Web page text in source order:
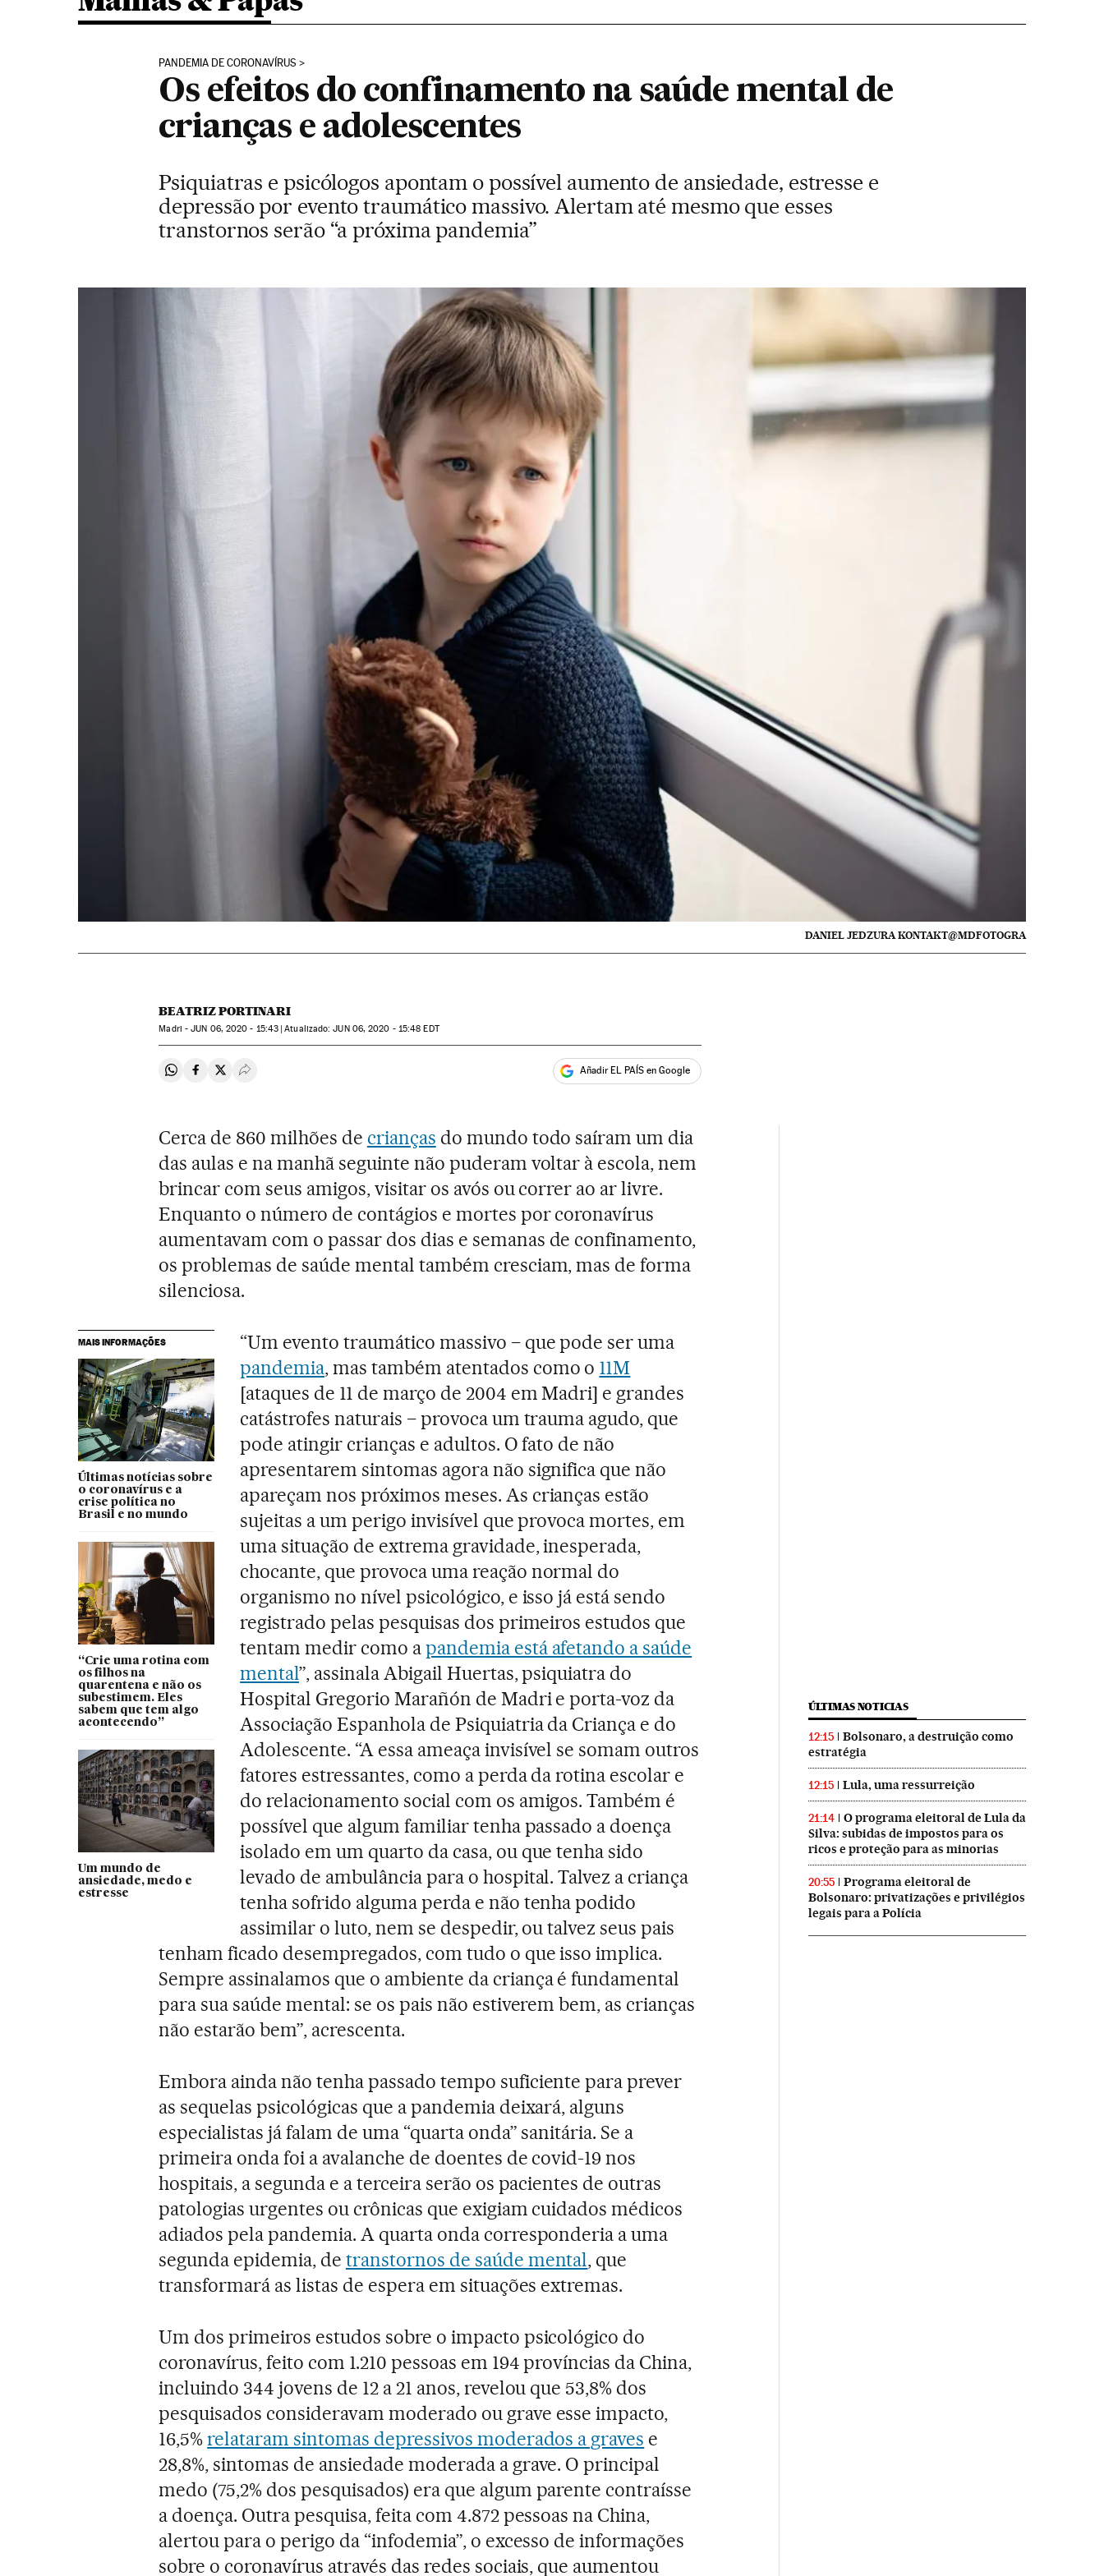
PANDEMIA DE CORONAVÍRUS
Os efeitos do confinamento na saúde mental de
crianças e adolescentes
Psiquiatras e psicólogos apontam o possível aumento de ansiedade, estresse e
depressão por evento traumático massivo. Alertam até mesmo que esses
transtornos serão “a próxima pandemia”
DANIEL JEDZURA KONTAKT@MDFOTOGRA
BEATRIZ PORTINARI
Madri -JUN 06, 2020 - 15:43 atualizado: JUN06, 2020 - 15:48 EDT
Compartir en Whatsapp
Compartir en Facebook
Compartir en Twitter
Desplegar Redes Sociales Añadir EL PAÍS en Google
Cerca de 860 milhões de crianças do mundo todo saíram um dia
das aulas e na manhã seguinte não puderam voltar à escola, nem
brincar com seus amigos, visitar os avós ou correr ao ar livre.
Enquanto o número de contágios e mortes por coronavírus
aumentavam com o passar dos dias e semanas de confinamento,
os problemas de saúde mental também cresciam, mas de forma
silenciosa.
MAIS INFORMAÇÕES
Últimas notícias sobre
o coronavírus e a
crise política no
Brasil e no mundo
“Crie uma rotina com
os filhos na
quarentena e não os
subestimem. Eles
sabem que tem algo
acontecendo”
Um mundo de
ansiedade, medo e
estresse
“Um evento traumático massivo − que pode ser uma
pandemia, mas também atentados como o 11M
[ataques de 11 de março de 2004 em Madri] e grandes
catástrofes naturais − provoca um trauma agudo, que
pode atingir crianças e adultos. O fato de não
apresentarem sintomas agora não significa que não
apareçam nos próximos meses. As crianças estão
sujeitas a um perigo invisível que provoca mortes, em
uma situação de extrema gravidade, inesperada,
chocante, que provoca uma reação normal do
organismo no nível psicológico, e isso já está sendo
registrado pelas pesquisas dos primeiros estudos que
tentam medir como apandemia está afetando a saúde
mental”, assinala Abigail Huertas, psiquiatra do
Hospital Gregorio Marañón de Madri e porta-voz da
Associação Espanhola de Psiquiatria da Criança e do
Adolescente. “A essa ameaça invisível se somam outros
fatores estressantes, como a perda da rotina escolar e
do relacionamento social com os amigos. Também é
possível que algum familiar tenha passado a doença
isolado em um quarto da casa, ou que tenha sido
levado de ambulância para o hospital. Talvez a criança
tenha sofrido alguma perda e não tenha podido
assimilar o luto, nem se despedir, ou talvez seus pais
tenham ficado desempregados, com tudo o que isso implica.
Sempre assinalamos que o ambiente da criança é fundamental
para sua saúde mental: se os pais não estiverem bem, as crianças
não estarão bem”, acrescenta.
Embora ainda não tenha passado tempo suficiente para prever
as sequelas psicológicas que a pandemia deixará, alguns
especialistas já falam de uma “quarta onda” sanitária. Se a
primeira onda foi a avalanche de doentes de covid-19 nos
hospitais, a segunda e a terceira serão os pacientes de outras
patologias urgentes ou crônicas que exigiam cuidados médicos
adiados pela pandemia. A quarta onda corresponderia a uma
segunda epidemia, de transtornos de saúde mental, que
transformará as listas de espera em situações extremas.
Um dos primeiros estudos sobre o impacto psicológico do
coronavírus, feito com 1.210 pessoas em 194 províncias da China,
incluindo 344 jovens de 12 a 21 anos, revelou que 53,8% dos
pesquisados consideravam moderado ou grave esse impacto,
16,5%relataram sintomas depressivos moderados a graves e
28,8%, sintomas de ansiedade moderada a grave. O principal
medo (75,2% dos pesquisados) era que algum parente contraísse
a doença. Outra pesquisa, feita com 4.872 pessoas na China,
alertou para o perigo da “infodemia”, o excesso de informações
sobre o coronavírus através das redes sociais, que aumentou
ÚLTIMAS NOTICIAS
12:15
Bolsonaro, a destruição como
estratégia
12:15 Lula, uma ressurreição
21:14
O programa eleitoral de Lula da
Silva: subidas de impostos para os
ricos e proteção para as minorias
20:55
Programa eleitoral de
Bolsonaro: privatizações e privilégios
legais para a Polícia